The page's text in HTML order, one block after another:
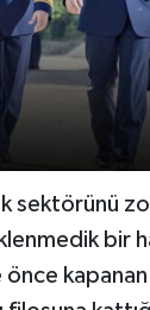
sektörünü